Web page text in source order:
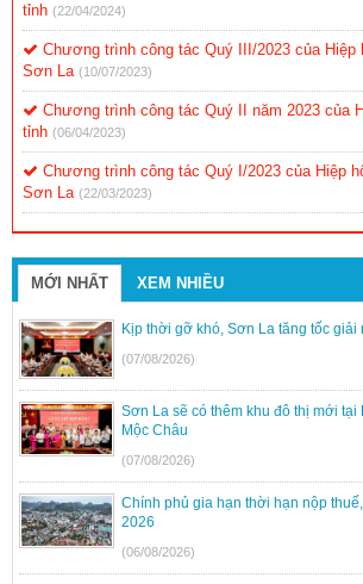
tỉnh (22/04/2024)
Chương trình công tác Quý III/2023 của Hiệp
Sơn La (10/07/2023)
Chương trình công tác Quý II năm 2023 của
tỉnh (06/04/2023)
Chương trình công tác Quý I/2023 của Hiệp
Sơn La (22/03/2023)
MỚI NHẤT XEM NHIỀU
Kịp thời gỡ khó, Sơn La tăng tốc giải
(07/08/2026)
Sơn La sẽ có thêm khu đô thị mới tại
Mộc Châu
(07/08/2026)
Chính phủ gia hạn thời hạn nộp
2026
(06/08/2026)